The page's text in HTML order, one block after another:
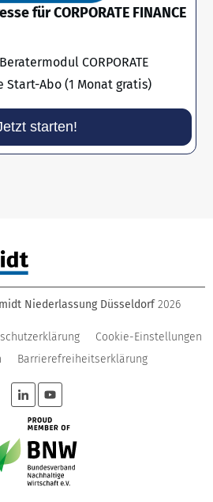
für CORPORATE FINANCE
CORPORATE
Start-Abo (1 Monat gratis)
starten!
Niederlassung Düsseldorf 2026
Cookie-Einstellungen
Barrierefreiheitserklärung